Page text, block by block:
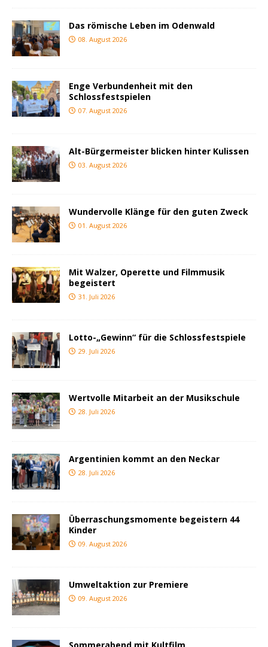
Das römische Leben im Odenwald
08. August 2026
Enge Verbundenheit mit den
Schlossfestspielen
07. August 2026
Alt-Bürgermeister blicken hinter Kulissen
03. August 2026
Wundervolle Klänge für den guten Zweck
01. August 2026
Mit Walzer, Operette und Filmmusik
begeistert
31. Juli 2026
Lotto-„Gewinn“ für die Schlossfestspiele
29. Juli 2026
Wertvolle Mitarbeit an der Musikschule
28. Juli 2026
Argentinien kommt an den Neckar
28. Juli 2026
Überraschungsmomente begeistern 44
Kinder
09. August 2026
Umweltaktion zur Premiere
09. August 2026